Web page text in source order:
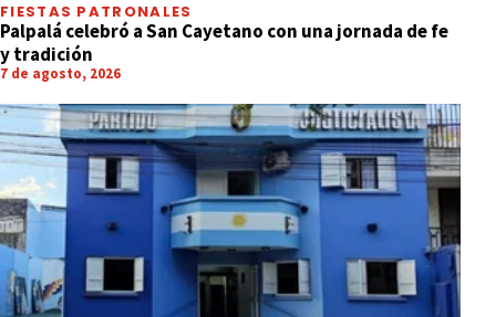
FIESTAS PATRONALES
Palpalá celebró a San Cayetano con una jornada de fe
y tradición
7 de agosto, 2026